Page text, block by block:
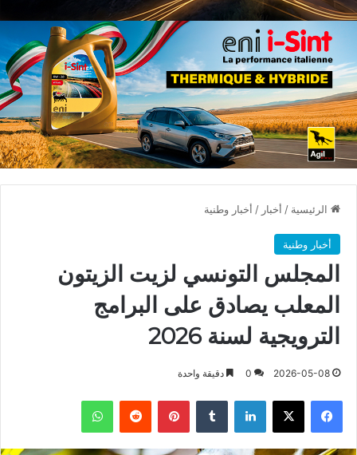
الرئيسية / أخبار / أخبار وطنية
أخبار وطنية
المجلس التونسي لزيت الزيتون
المعلب يصادق على البرامج
الترويجية لسنة 2026
2026-05-08
0 دقيقة واحدة
فيسبوك X لينكدإن بينتيريست واتساب